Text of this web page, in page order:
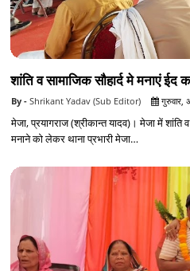
शांति व सामाजिक सौहार्द मे मनाएं ईद
Shrikant Yadav (Sub Editor) गुरुवार,
मेजा, प्रयागराज (श्रीकान्त यादव)। मेजा में शांति
मनाने को लेकर थाना प्रभारी मेजा…